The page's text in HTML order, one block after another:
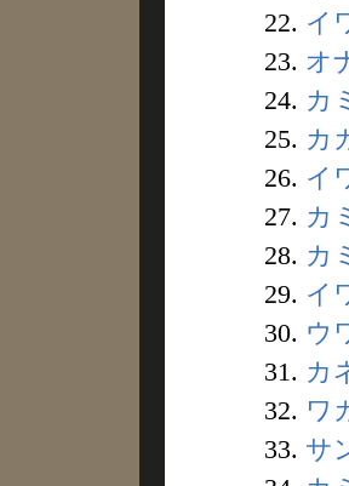
22. イ
23. オ
24. カ
25. カ
26. イ
27. カ
28. カ
29. イ
30. ウ
31. カ
32. ワ
33. サ